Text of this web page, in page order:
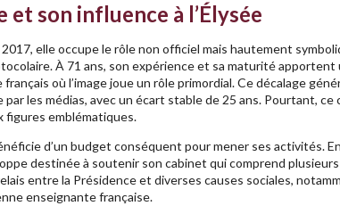
son influence à l’Élysée
elle occupe le rôle non officiel mais hautement
À 71 ans, son expérience et sa maturité apportent
où l’image joue un rôle primordial. Ce décalage
les médias, avec un écart stable de 25 ans. Pourtant, ce
figures emblématiques.
d’un budget conséquent pour mener ses activités.
destinée à soutenir son cabinet qui comprend
entre la Présidence et diverses causes sociales,
enseignante française.